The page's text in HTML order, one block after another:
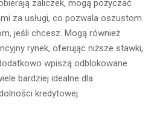
zaliczek, mogą pożyczać
za usługi, co pozwala oszustom
jeśli chcesz. Mogą również
rynek, oferując niższe stawki,
wpiszą odblokowane
bardziej idealne dla
kredytowej.